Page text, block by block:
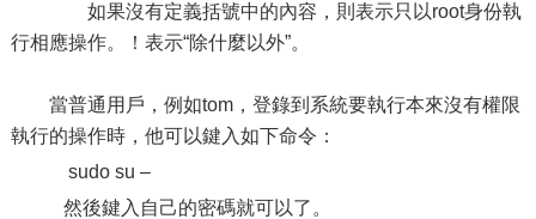
如果沒有定義括號中的內容，則表示只以root身份執
行相應操作。！表示“除什麼以外”。
當普通用戶，例如tom，登錄到系統要執行本來沒有權限
執行的操作時，他可以鍵入如下命令：
sudo su –
然後鍵入自己的密碼就可以了。